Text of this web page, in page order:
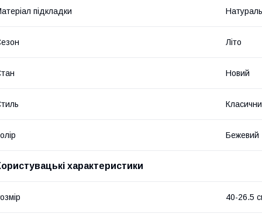
підкладки
Літо
Новий
Бежевий
характеристики
40-26.5